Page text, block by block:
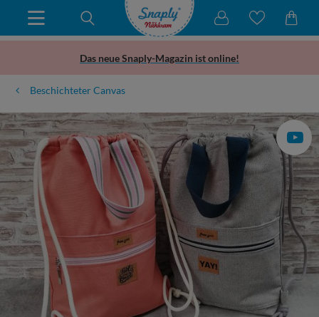
Das neue Snaply-Magazin ist online!
Beschichteter Canvas